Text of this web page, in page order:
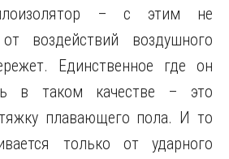
– с этим не
воздействий воздушного
Единственное где он
в таком качестве – это
плавающего пола. И то
только от ударного